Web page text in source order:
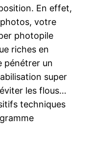
En effet,
votre
photopile
riches en
pénétrer un
super
les flous…
techniques